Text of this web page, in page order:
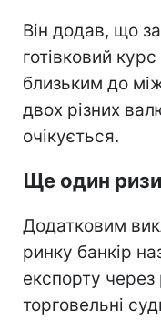
Він додав, що
готівковий
близьким до
двох різних
очікується.
Ще один
Додатковим
ринку банкір
експорту через
торговельні